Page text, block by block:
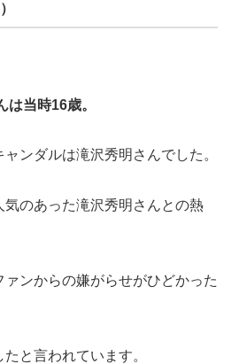
は当時16歳。
ンダルは滝沢秀明さんでした。
気のあった滝沢秀明さんとの熱
ァンからの嫌がらせがひどかった
と言われています。